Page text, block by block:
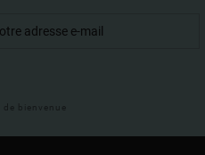
bienvenue